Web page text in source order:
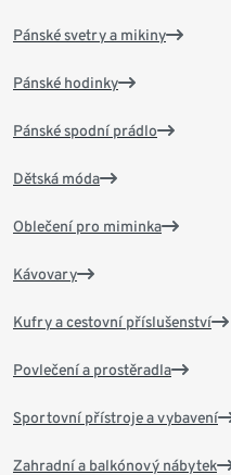
Pánské svetry a mikiny
Pánské hodinky
Pánské spodní prádlo
Dětská móda
Oblečení pro miminka
Kávovary
Kufry a cestovní příslušenství
Povlečení a prostěradla
Sportovní přístroje a vybavení
Zahradní a balkónový nábytek